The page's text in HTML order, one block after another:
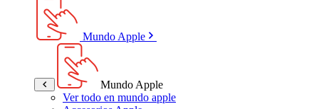
Mundo Apple
Mundo Apple
Ver todo en mundo apple